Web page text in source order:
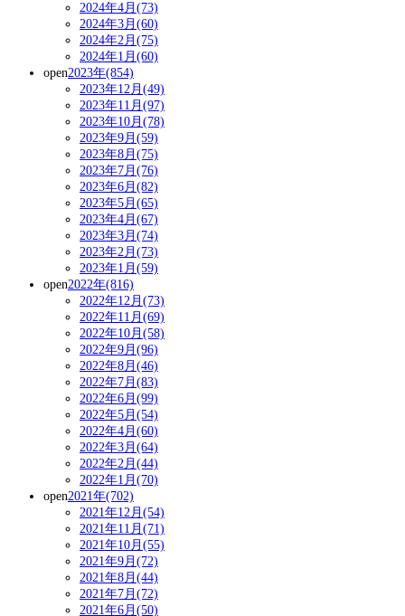
2024年4月(73)
2024年3月(60)
2024年2月(75)
2024年1月(60)
open2023年(854)
2023年12月(49)
2023年11月(97)
2023年10月(78)
2023年9月(59)
2023年8月(75)
2023年7月(76)
2023年6月(82)
2023年5月(65)
2023年4月(67)
2023年3月(74)
2023年2月(73)
2023年1月(59)
open2022年(816)
2022年12月(73)
2022年11月(69)
2022年10月(58)
2022年9月(96)
2022年8月(46)
2022年7月(83)
2022年6月(99)
2022年5月(54)
2022年4月(60)
2022年3月(64)
2022年2月(44)
2022年1月(70)
open2021年(702)
2021年12月(54)
2021年11月(71)
2021年10月(55)
2021年9月(72)
2021年8月(44)
2021年7月(72)
2021年6月(50)